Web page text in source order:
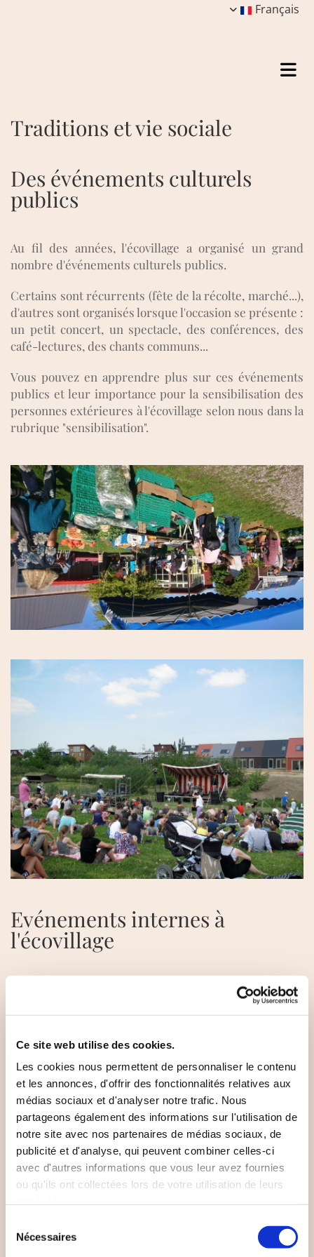
Ce site web utilise des cookies.
Les cookies nous permettent de personnaliser le contenu
et les annonces, d'offrir des fonctionnalités relatives aux
médias sociaux et d'analyser notre trafic. Nous
partageons également des informations sur l'utilisation de
notre site avec nos partenaires de médias sociaux, de
publicité et d'analyse, qui peuvent combiner celles-ci
avec d'autres informations que vous leur avez fournies
ou qu'ils ont collectées lors de votre utilisation de leurs
Nécessaires
Français
Traditions et vie sociale
Des événements culturels
publics
Au fil des années, l'écovillage a organisé un grand
nombre d'événements culturels publics.
Certains sont récurrents (fête de la récolte, marché...),
d'autres sont organisés lorsque l'occasion se présente :
un petit concert, un spectacle, des conférences, des
café-lectures, des chants communs...
Vous pouvez en apprendre plus sur ces événements
publics et leur importance pour la sensibilisation des
personnes extérieures à l'écovillage selon nous dans la
rubrique "sensibilisation".
Evénements internes à
l'écovillage
En plus de tous les événements publics qui nous
permettent de sensibiliser et de ne pas nous
culturelles pour les résidents de l'écovillage dont la
Nos repas hebdomadaires communs
Tradition dans l'écovillage, chaque groupe
d'habitations organise une à trois fois par semaine des
repas communs.
maison commune, dînent en commun trois fois par
semaine. Qui veut en bénéficier doit participer, soit en